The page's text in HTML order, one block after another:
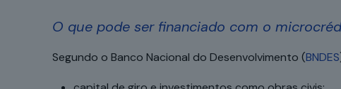
O que pode ser financiado com o
Segundo o Banco Nacional do Desenvolvimento (BNDES